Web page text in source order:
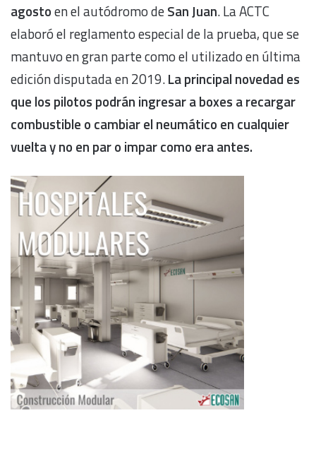
agostoen el autódromo deSan Juan. La ACTC
elaboró el reglamento especial de la prueba, que se
mantuvo en gran parte como el utilizado en última
edición disputada en 2019.La principal novedad es
que los pilotos podrán ingresar a boxes a recargar
combustible o cambiar el neumático en cualquier
vuelta y no en par o impar como era antes.